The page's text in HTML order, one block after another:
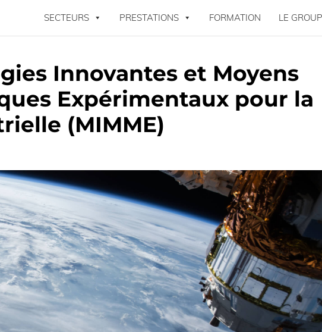
SECTEURS PRESTATIONS FORMATION LE
Innovantes et Moyens
Expérimentaux pour la
(MIMME)